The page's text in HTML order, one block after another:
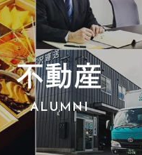
不動産
ALUMNI